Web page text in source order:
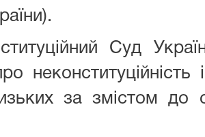
Суд
за змістом до